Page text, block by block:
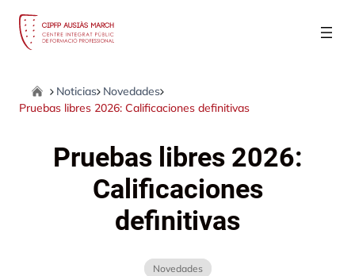
Saltar
Home |Noticias |Novedades |
Pruebas libres 2026: Calificaciones definitivas
Pruebas libres 2026:
Calificaciones
definitivas
Novedades